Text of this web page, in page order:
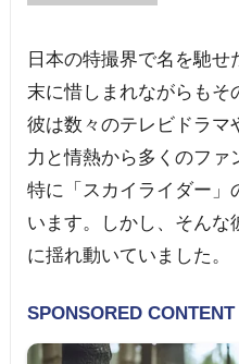
日本の特撮界で名を馳
末に惜しまれながらもそ
彼は数々のテレビドラマ
力と情熱から多くのファ
特に「スカイライダー」
います。しかし、そん
に揺れ動いていました。